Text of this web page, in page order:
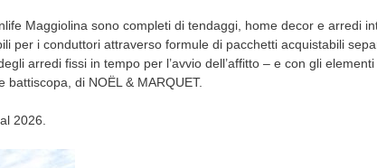
Maggiolina sono completi di tendaggi, home decor e arredi
per i conduttori attraverso formule di pacchetti acquistabili
arredi fissi in tempo per l’avvio dell’affitto – e con gli
di NOËL & MARQUET.
2026.